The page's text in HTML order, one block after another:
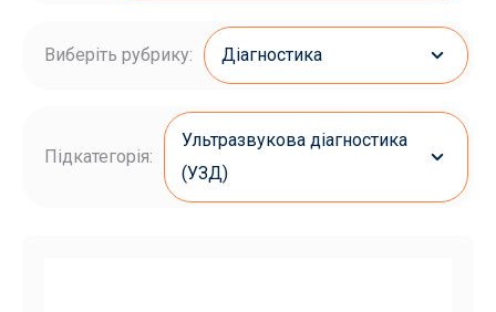
Виберіть рубрику: Діагностика
Підкатегорія:
Ультразвукова діагностика
(УЗД)